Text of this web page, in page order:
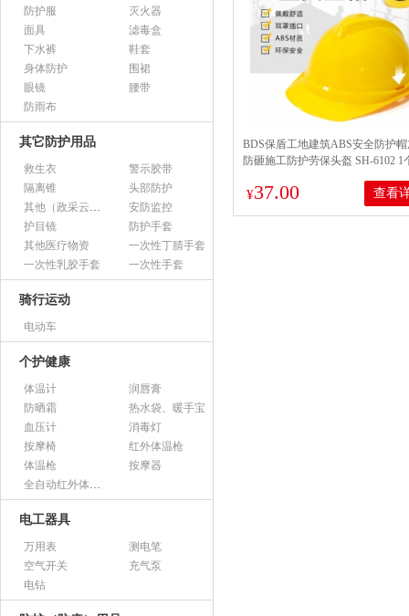
防护服
灭火器
面具
滤毒盒
下水裤
鞋套
身体防护
围裙
眼镜
腰带
防雨布
其它防护用品
救生衣
警示胶带
隔离锥
头部防护
其他（政采云上架用）
安防监控
护目镜
防护手套
其他医疗物资
一次性丁腈手套
一次性乳胶手套
一次性手套
骑行运动
电动车
个护健康
体温计
润唇膏
防晒霜
热水袋、暖手宝
血压计
消毒灯
按摩椅
红外体温枪
体温枪
按摩器
全自动红外体温监测仪
电工器具
万用表
测电笔
空气开关
充气泵
电钻
BDS保盾工地建筑ABS安全防护
防砸施工防护劳保头盔 SH-6102 1
¥37.00 查看